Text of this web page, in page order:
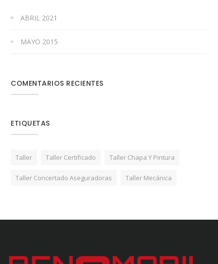
ABRIL 2021
MAYO 2015
COMENTARIOS RECIENTES
ETIQUETAS
Taller Taller Certificado Taller Chapa Y Pintura
Taller Concertado Aseguradoras Taller Mecánica